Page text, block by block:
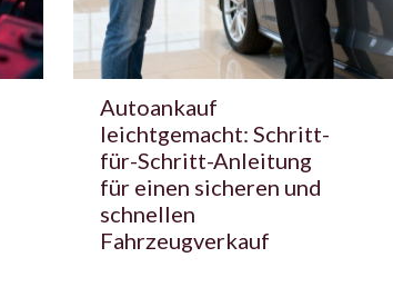
Autoankauf
leichtgemacht: Schritt-
für-Schritt-Anleitung
für einen sicheren und
schnellen
Fahrzeugverkauf